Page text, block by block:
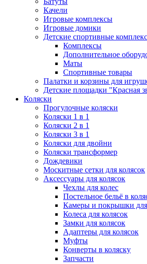
Качели
Игровые комплексы
Игровые домики
Детские спортивные
Комплексы
Дополнительное
Маты
Спортивные товары
Палатки и корзины для
Детские площадки "Красная
Коляски
Прогулочные коляски
Коляски 1 в 1
Коляски 2 в 1
Коляски 3 в 1
Коляски для двойни
Коляски трансформер
Дождевики
Москитные сетки для колясок
Аксессуары для колясок
Чехлы для колес
Постельное бельё в
Камеры и покрышки для
Колеса для колясок
Замки для колясок
Адаптеры для колясок
Муфты
Конверты в коляску
Запчасти